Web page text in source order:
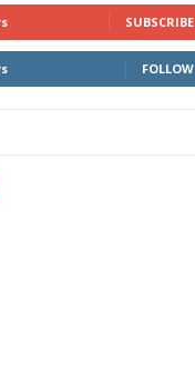
SUBSCRIBE
FOLLOW